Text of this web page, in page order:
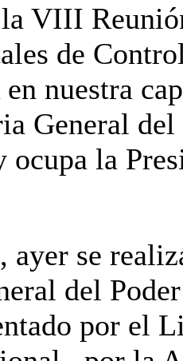
VIII
de
nuestra
General
ocupa la
ayer se
del
por el